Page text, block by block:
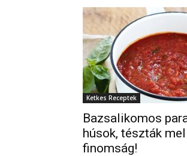
Ketkes Receptek
Bazsalikomos
húsok, tészták
finomság!